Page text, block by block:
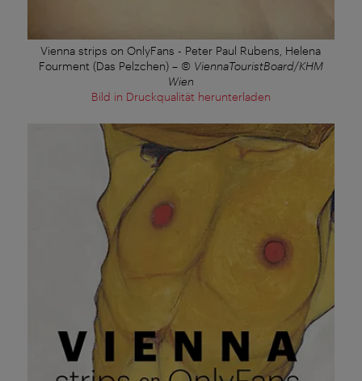
Vienna strips on OnlyFans - Peter Paul Rubens, Helena
Fourment (Das Pelzchen)– © ViennaTouristBoard/KHM
Wien
Bild in Druckqualität herunterladen